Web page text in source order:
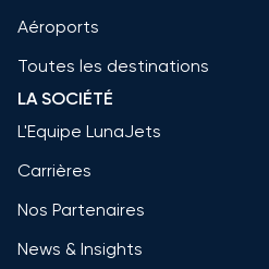
Aéroports
Toutes les destinations
LA SOCIÉTÉ
L'Equipe LunaJets
Carrières
Nos Partenaires
News & Insights